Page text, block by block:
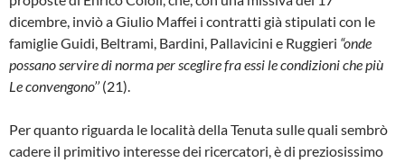
dicembre, inviò a Giulio Maffei i contratti già stipulati con le
famiglie Guidi, Beltrami, Bardini, Pallavicini e Ruggie­ri “onde
possano servire di norma per sceglire fra essi le condizioni che più
Le convengo­no’’(21).
Per quanto riguarda le località della Tenuta sul­le quali sembrò
cadere il primitivo interesse dei ricercatori, è di preziosissimo